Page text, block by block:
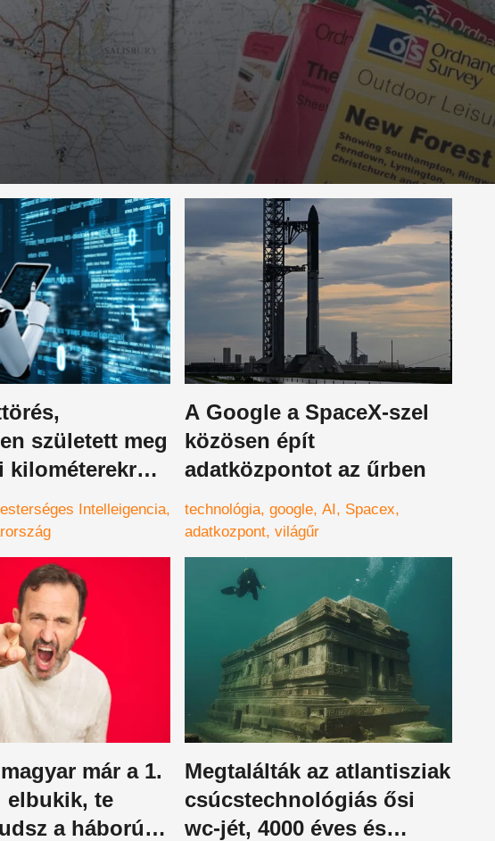
született meg
kilométerekről
állatokat, a
lehet
Intelleigencia
A Google a SpaceX-szel
közösen épít
adatközpontot az űrben
technológia google AI
Spacex
adatkozpont világűr
már a 1.
elbukik, te
a háborúk
Megtalálták az atlantisziak
csúcstechnológiás ősi
wc-jét, 4000 éves és